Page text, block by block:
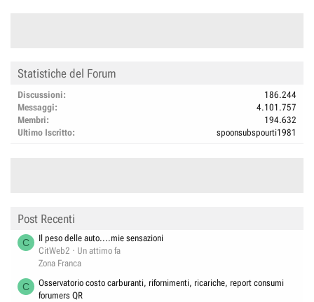
Statistiche del Forum
Discussioni
186.244
Messaggi
4.101.757
Membri
194.632
Ultimo Iscritto
spoonsubspourti1981
Post Recenti
C
Il peso delle auto....mie sensazioni
CitWeb2
Un attimo fa
Zona Franca
C
Osservatorio costo carburanti, rifornimenti, ricariche, report consumi
forumers QR